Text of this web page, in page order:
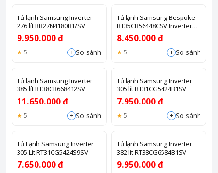
Tủ lạnh Samsung Inverter
276 lít RB27N4180B1/SV
9.950.000 đ
5 + So sánh
Tủ lạnh Samsung Bespoke
RT35CB56448CSV Inverter
348L
8.450.000 đ
5 + So sánh
Tủ lạnh Samsung Inverter
385 lít RT38CB668412SV
11.650.000 đ
5 + So sánh
Tủ lạnh Samsung Inverter
305 lít RT31CG5424B1SV
7.950.000 đ
5 + So sánh
Tủ Lạnh Samsung Inverter
305 Lít RT31CG5424S9SV
7.650.000 đ
Tủ lạnh Samsung Inverter
382 lít RT38CG6584B1SV
9.950.000 đ